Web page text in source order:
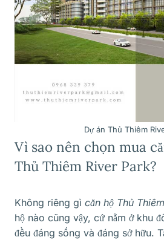
Dự án Thủ Thiêm
Vì sao nên chọn mua
Thủ Thiêm River Park?
Không riêng gì căn hộ Thủ
hộ nào cũng vậy, cứ nằm ở khu
đều đáng sống và đáng sở hữu.